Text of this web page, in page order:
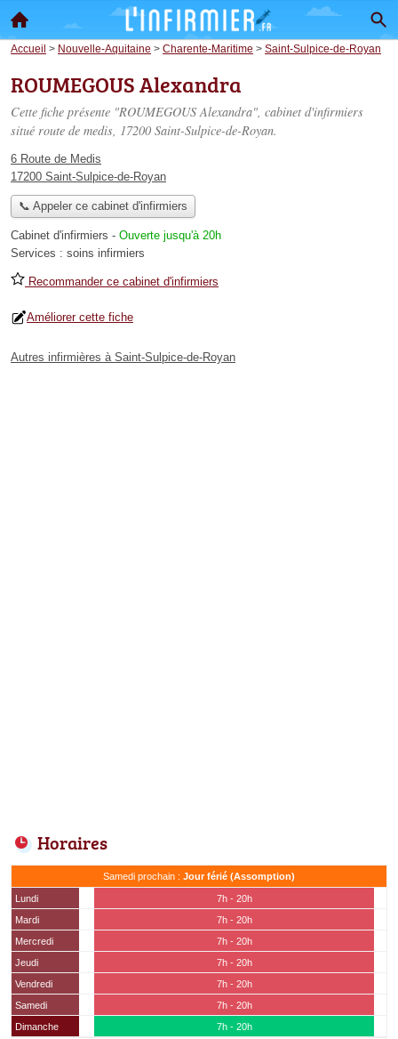
Accueil > Nouvelle-Aquitaine > Charente-Maritime > Saint-Sulpice-de-Royan
ROUMEGOUS Alexandra
Cette fiche présente "ROUMEGOUS Alexandra", cabinet d'infirmiers
situé route de medis, 17200 Saint-Sulpice-de-Royan.
6 Route de Medis
17200 Saint-Sulpice-de-Royan
📞 Appeler ce cabinet d'infirmiers
Cabinet d'infirmiers - Ouverte jusqu'à 20h
Services : soins infirmiers
Recommander ce cabinet d'infirmiers
Améliorer cette fiche
Autres infirmières à Saint-Sulpice-de-Royan
Horaires
Samedi prochain : Jour férié (Assomption)
Lundi
7h - 20h
Mardi
7h - 20h
Mercredi
7h - 20h
Jeudi
7h - 20h
Vendredi
7h - 20h
Samedi
7h - 20h
Dimanche
7h - 20h